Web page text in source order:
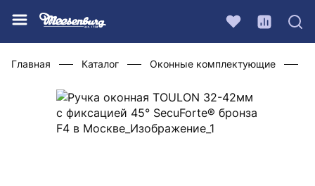
Главная Каталог Оконные комплектующие